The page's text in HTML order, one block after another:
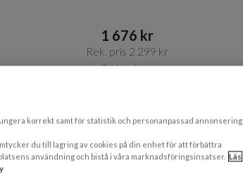
1 676 kr​​
Rek. pris 2 299 kr​​
7-14 vardagar
korrekt samt för statistik och personanpassad annonsering.
du till lagring av cookies på din enhet för att förbättra
användning och bistå i våra marknadsföringsinsatser. Läs